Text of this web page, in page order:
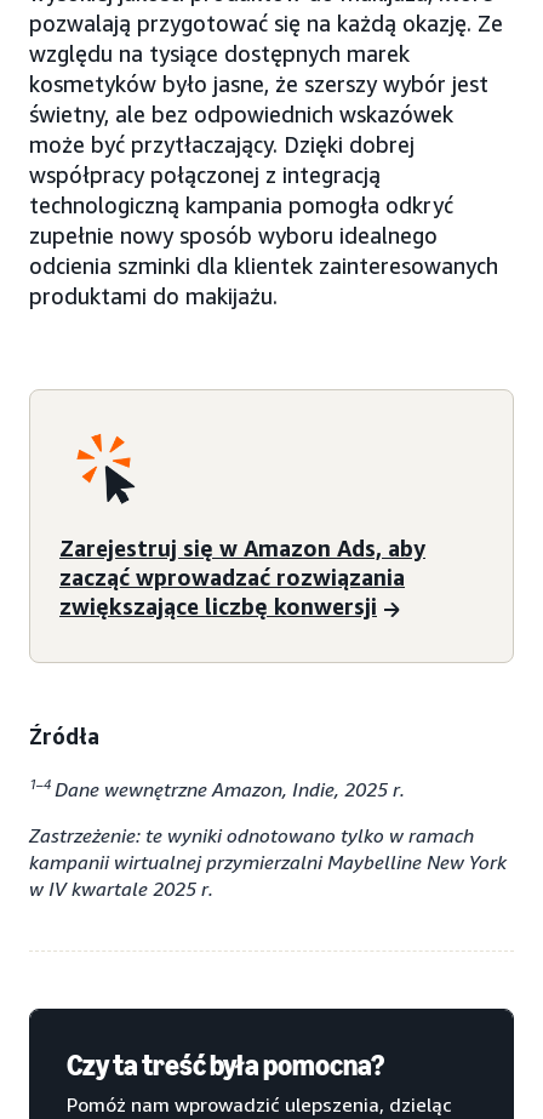
pozwalają przygotować się na każdą okazję. Ze
względu na tysiące dostępnych marek
kosmetyków było jasne, że szerszy wybór jest
świetny, ale bez odpowiednich wskazówek
może być przytłaczający. Dzięki dobrej
współpracy połączonej z integracją
technologiczną kampania pomogła odkryć
zupełnie nowy sposób wyboru idealnego
odcienia szminki dla klientek zainteresowanych
produktami do makijażu.
Zarejestruj się w Amazon Ads, aby
zacząć wprowadzać rozwiązania
zwiększające liczbę konwersji
Źródła
1–4 Dane wewnętrzne Amazon, Indie, 2025 r.
Zastrzeżenie: te wyniki odnotowano tylko w ramach
kampanii wirtualnej przymierzalni Maybelline New York
w IV kwartale 2025 r.
Czy ta treść była pomocna?
Pomóż nam wprowadzić ulepszenia, dzieląc